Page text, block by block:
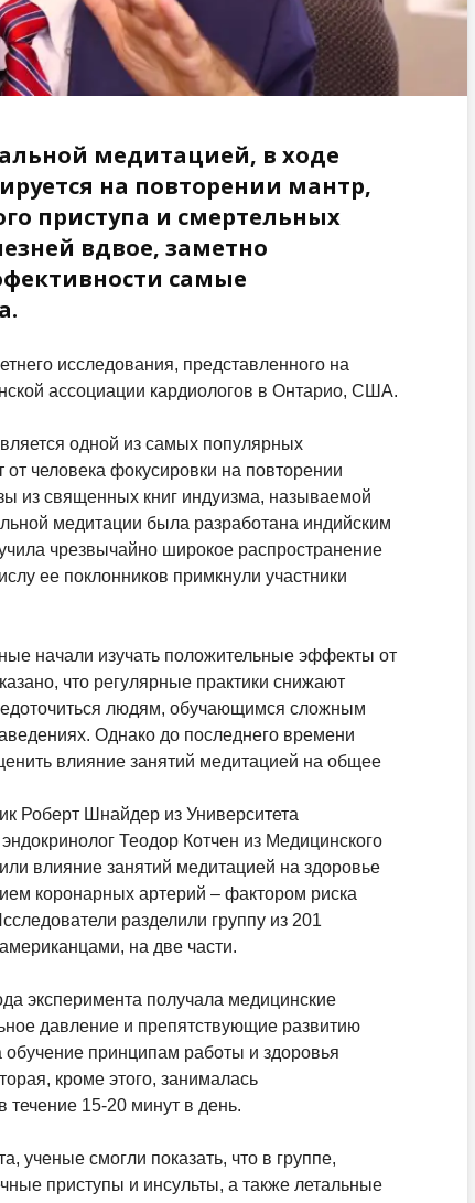
медитацией, в ходе
на повторении мантр,
приступа и смертельных
вдвое, заметно
самые
исследования, представленного на
ассоциации кардиологов в Онтарио, США.
одной из самых популярных
человека фокусировки на повторении
из священных книг индуизма, называемой
медитации была разработана индийским
чрезвычайно широкое распространение
ее поклонников примкнули участники
начали изучать положительные эффекты от
что регулярные практики снижают
людям, обучающимся сложным
Однако до последнего времени
влияние занятий медитацией на общее
Роберт Шнайдер из Университета
Теодор Котчен из Медицинского
влияние занятий медитацией на здоровье
коронарных артерий – фактором риска
разделили группу из 201
на две части.
эксперимента получала медицинские
давление и препятствующие развитию
обучение принципам работы и здоровья
кроме этого, занималась
течение 15-20 минут в день.
ученые смогли показать, что в группе,
приступы и инсульты, а также летальные